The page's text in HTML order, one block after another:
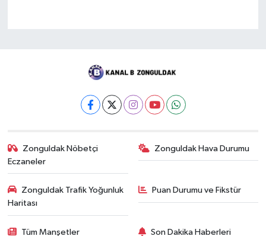
Zonguldak Nöbetçi
Eczaneler
Zonguldak Hava Durumu
Zonguldak Trafik Yoğunluk
Haritası
Puan Durumu ve Fikstür
Tüm Manşetler Son Dakika Haberleri